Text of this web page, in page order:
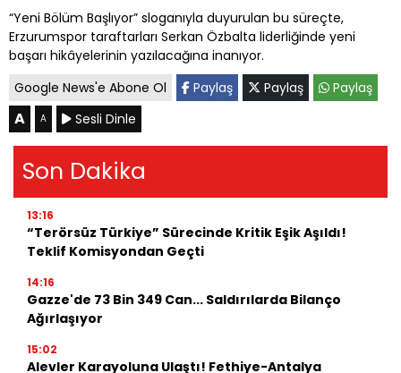
“Yeni Bölüm Başlıyor” sloganıyla duyurulan bu süreçte,
Erzurumspor taraftarları Serkan Özbalta liderliğinde yeni
başarı hikâyelerinin yazılacağına inanıyor.
Google News'e Abone Ol
Paylaş Paylaş Paylaş
A A Sesli Dinle
Son Dakika
13:16
“Terörsüz Türkiye” Sürecinde Kritik Eşik Aşıldı!
Teklif Komisyondan Geçti
14:16
Gazze'de 73 Bin 349 Can... Saldırılarda Bilanço
Ağırlaşıyor
15:02
Alevler Karayoluna Ulaştı! Fethiye-Antalya